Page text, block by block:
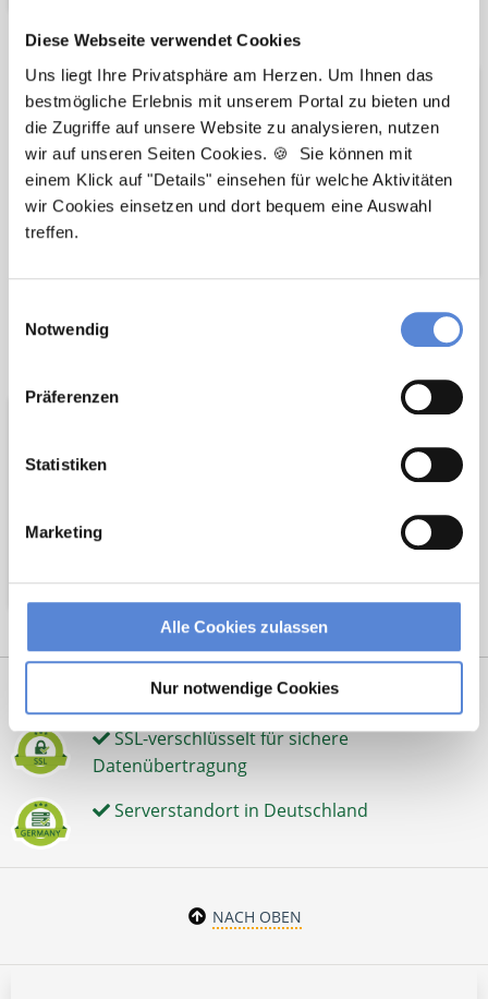
Diese Webseite verwendet Cookies
Uns liegt Ihre Privatsphäre am Herzen. Um Ihnen das
bestmögliche Erlebnis mit unserem Portal zu bieten und
die Zugriffe auf unsere Website zu analysieren, nutzen
wir auf unseren Seiten Cookies. 🍪 Sie können mit
einem Klick auf "Details" einsehen für welche Aktivitäten
wir Cookies einsetzen und dort bequem eine Auswahl
treffen.
Notwendig
Präferenzen
Statistiken
Marketing
Alle Cookies zulassen
Nur notwendige Cookies
Wir sind Google-
Sichere Übertragung Ihrer Daten
SSL-verschlüsselt für sichere
Datenübertragung
Serverstandort in Deutschland
NACH OBEN